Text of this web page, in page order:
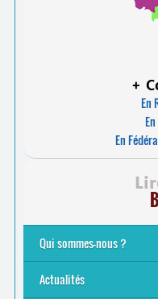
+
En
En
Qui sommes-nous ?
Analphabétisme et
L’alphabétisation
Le mouvement Lire et
Nos missions
... Tous les articles
Actualités